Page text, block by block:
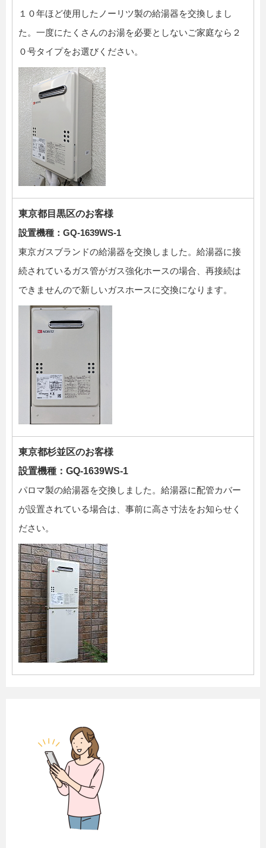
１０年ほど使用したノーリツ製の給湯器を交換しまし
た。一度にたくさんのお湯を必要としないご家庭なら２
０号タイプをお選びください。
東京都目黒区のお客様
設置機種：GQ-1639WS-1
東京ガスブランドの給湯器を交換しました。給湯器に接
続されているガス管がガス強化ホースの場合、再接続は
できませんので新しいガスホースに交換になります。
東京都杉並区のお客様
設置機種：GQ-1639WS-1
パロマ製の給湯器を交換しました。給湯器に配管カバー
が設置されている場合は、事前に高さ寸法をお知らせく
ださい。